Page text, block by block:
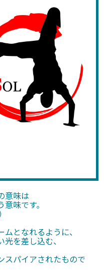
意味は
味です。
となれるように、
を差し込む、
スパイアされたもので